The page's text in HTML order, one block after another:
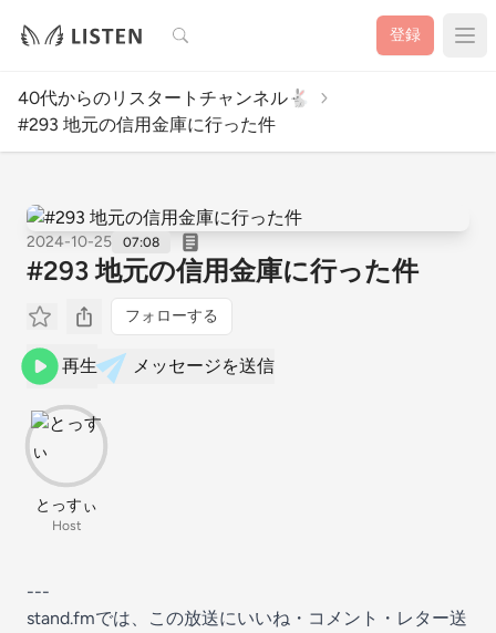
検索 登録
40代からのリスタートチャンネル🐇
#293 地元の信用金庫に行った件
2024-10-25 07:08
#293 地元の信用金庫に行った件
フォローする
再生 メッセージを送信
とっすぃ
Host
---
stand.fmでは、この放送にいいね・コメント・レター送